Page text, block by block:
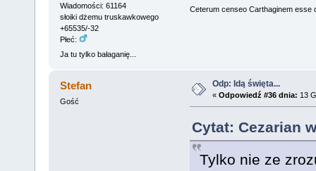
Wiadomości: 61164
słoiki dżemu truskawkowego
+65535/-32
Płeć:
Ja tu tylko bałaganię...
Ceterum censeo Carthaginem esse
Stefan
Gość
Odp: Idą święta...
« Odpowiedź #36 dnia: 13
Cytat: Cezarian
Tylko nie ze